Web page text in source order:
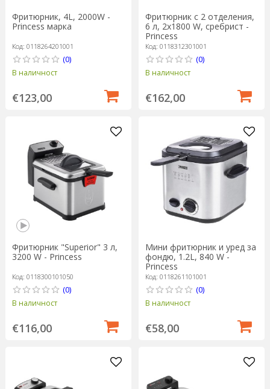
Фритюрник, 4L, 2000W -
Princess марка
Код: 0118264201001
(0)
В наличност
€123,00
Фритюрник с 2 отделения,
6 л, 2x1800 W, сребрист -
Princess
Код: 0118312301001
(0)
В наличност
€162,00
Фритюрник "Superior" 3 л,
3200 W - Princess
Код: 0118300101050
(0)
В наличност
€116,00
Мини фритюрник и уред за
фондю, 1.2L, 840 W -
Princess
Код: 0118261101001
(0)
В наличност
€58,00